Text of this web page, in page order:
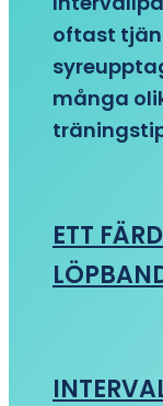
oftast
många
ETT